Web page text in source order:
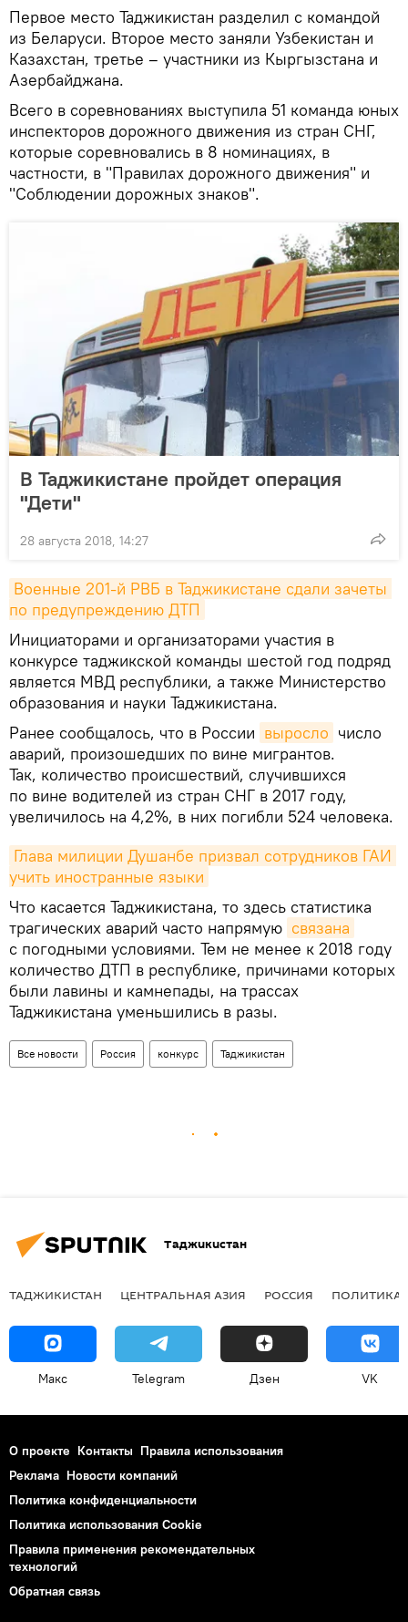
Первое место Таджикистан разделил с командой
из Беларуси. Второе место заняли Узбекистан и
Казахстан, третье – участники из Кыргызстана и
Азербайджана.
Всего в соревнованиях выступила 51 команда юных
инспекторов дорожного движения из стран СНГ,
которые соревновались в 8 номинациях, в
частности, в "Правилах дорожного движения" и
"Соблюдении дорожных знаков".
В Таджикистане пройдет операция
"Дети"
28 августа 2018, 14:27
Военные 201-й РВБ в Таджикистане сдали зачеты
по предупреждению ДТП
Инициаторами и организаторами участия в
конкурсе таджикской команды шестой год подряд
является МВД республики, а также Министерство
образования и науки Таджикистана.
Ранее сообщалось, что в России выросло число
аварий, произошедших по вине мигрантов.
Так, количество происшествий, случившихся
по вине водителей из стран СНГ в 2017 году,
увеличилось на 4,2%, в них погибли 524 человека.
Глава милиции Душанбе призвал сотрудников ГАИ
учить иностранные языки
Что касается Таджикистана, то здесь статистика
трагических аварий часто напрямую связана
с погодными условиями. Тем не менее к 2018 году
количество ДТП в республике, причинами которых
были лавины и камнепады, на трассах
Таджикистана уменьшились в разы.
Все новости Россия конкурс Таджикистан
Таджикистан
ТАДЖИКИСТАН ЦЕНТРАЛЬНАЯ АЗИЯ РОССИЯ ПОЛИТИКА
Макс Telegram Дзен VK
О проекте Контакты Правила использования
Реклама Новости компаний
Политика конфиденциальности
Политика использования Cookie
Правила применения рекомендательных
технологий
Обратная связь